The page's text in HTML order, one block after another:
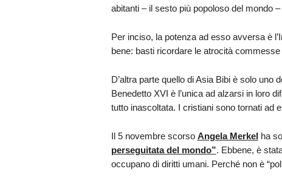
abitanti – il sesto più popoloso del mondo
Per inciso, la potenza ad esso avversa è
bene: basti ricordare le atrocità
D’altra parte quello di Asia Bibi è solo
Benedetto XVI è l’unica ad alzarsi in loro
tutto inascoltata. I cristiani sono tornati ad
Il 5 novembre scorso Angela Merkelha
perseguitata del mondo”. Ebbene, è
occupano di diritti umani. Perché non è